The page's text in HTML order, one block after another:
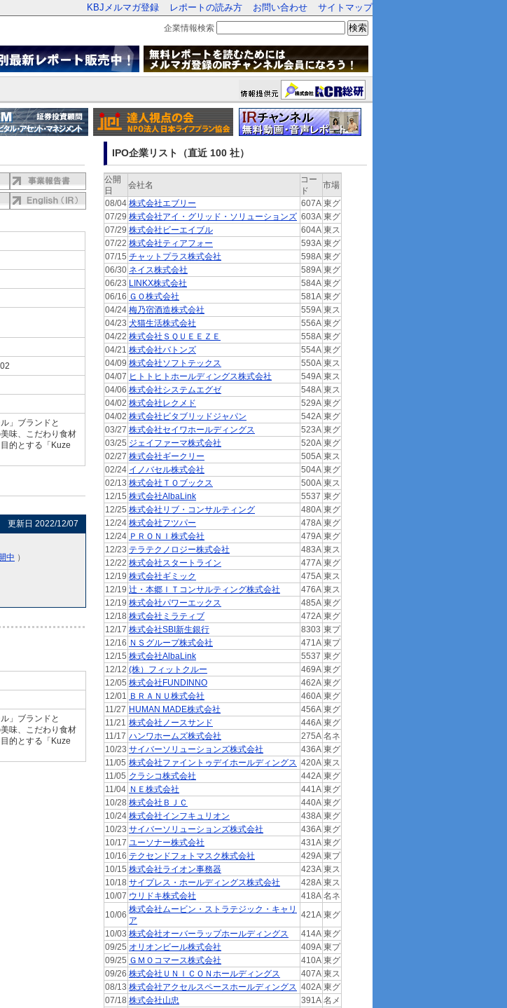
KBJメルマガ登録 レポートの読み方 お問い合わせ サイトマップ
企業情報検索 検索
」ブランドと
味、こだわり食材
的とする「Kuze
更新日 2022/12/07
中 ）
」ブランドと
味、こだわり食材
的とする「Kuze
IPO企業リスト（直近 100 社）
公開
日
会社名
コー
ド
市場
08/04 株式会社エブリー 607A 東グ
07/29 株式会社アイ・グリッド・ソリューションズ 603A 東グ
07/29 株式会社ビーエイブル 604A 東ス
07/22 株式会社ティアフォー 593A 東グ
07/15 チャットプラス株式会社 598A 東グ
06/30 ネイス株式会社 589A 東グ
06/23 LINKX株式会社 584A 東グ
06/16 ＧＯ株式会社 581A 東グ
04/24 梅乃宿酒造株式会社 559A 東ス
04/23 犬猫生活株式会社 556A 東グ
04/22 株式会社ＳＱＵＥＥＺＥ 558A 東グ
04/21 株式会社バトンズ 554A 東グ
04/09 株式会社ソフトテックス 550A 東ス
04/07 ヒトトヒトホールディングス株式会社 549A 東ス
04/06 株式会社システムエグゼ 548A 東ス
04/02 株式会社レクメド 529A 東グ
04/02 株式会社ビタブリッドジャパン 542A 東グ
03/27 株式会社セイワホールディングス 523A 東グ
03/25 ジェイファーマ株式会社 520A 東グ
02/27 株式会社ギークリー 505A 東ス
02/24 イノバセル株式会社 504A 東グ
02/13 株式会社ＴＯブックス 500A 東ス
12/15 株式会社AlbaLink 5537 東グ
12/25 株式会社リブ・コンサルティング 480A 東グ
12/24 株式会社フツパー 478A 東グ
12/24 ＰＲＯＮＩ株式会社 479A 東グ
12/23 テラテクノロジー株式会社 483A 東ス
12/22 株式会社スタートライン 477A 東グ
12/19 株式会社ギミック 475A 東ス
12/19 辻・本郷ＩＴコンサルティング株式会社 476A 東ス
12/19 株式会社パワーエックス 485A 東グ
12/18 株式会社ミラティブ 472A 東グ
12/17 株式会社SBI新生銀行 8303 東プ
12/16 ＮＳグループ株式会社 471A 東プ
12/15 株式会社AlbaLink 5537 東グ
12/12 (株）フィットクルー 469A 東グ
12/05 株式会社FUNDINNO 462A 東グ
12/01 ＢＲＡＮＵ株式会社 460A 東グ
11/27 HUMAN MADE株式会社 456A 東グ
11/21 株式会社ノースサンド 446A 東グ
11/17 ハンワホームズ株式会社 275A 名ネ
10/23 サイバーソリューションズ株式会社 436A 東グ
11/05 株式会社ファイントゥデイホールディングス 420A 東ス
11/05 クラシコ株式会社 442A 東グ
11/04 ＮＥ株式会社 441A 東グ
10/28 株式会社ＢＪＣ 440A 東グ
10/24 株式会社インフキュリオン 438A 東グ
10/23 サイバーソリューションズ株式会社 436A 東グ
10/17 ユーソナー株式会社 431A 東グ
10/16 テクセンドフォトマスク株式会社 429A 東プ
10/15 株式会社ライオン事務器 423A 東ス
10/18 サイプレス・ホールディングス株式会社 428A 東ス
10/07 ウリドキ株式会社 418A 名ネ
10/06
株式会社ムービン・ストラテジック・キャリ
ア
421A 東グ
10/03 株式会社オーバーラップホールディングス 414A 東グ
09/25 オリオンビール株式会社 409A 東プ
09/25 ＧＭＯコマース株式会社 410A 東グ
09/26 株式会社ＵＮＩＣＯＮホールディングス 407A 東ス
08/13 株式会社アクセルスペースホールディングス 402A 東グ
07/18 株式会社山忠 391A 名メ